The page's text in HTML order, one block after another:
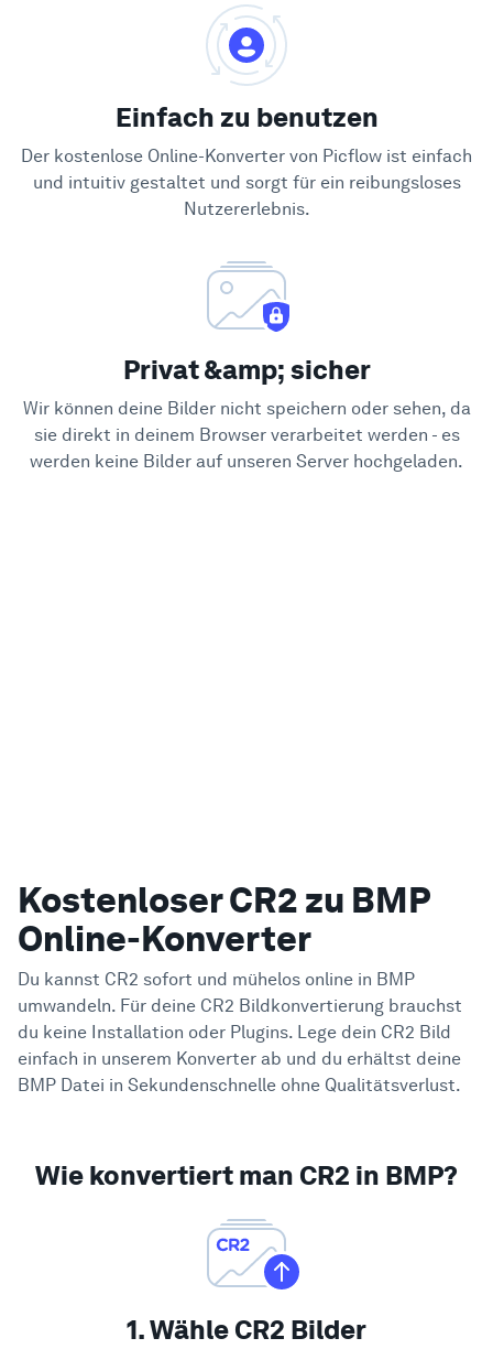
Einfach zu benutzen
Der kostenlose Online-Konverter von Picflow ist einfach
und intuitiv gestaltet und sorgt für ein reibungsloses
Nutzererlebnis.
Privat &amp; sicher
Wir können deine Bilder nicht speichern oder sehen, da
sie direkt in deinem Browser verarbeitet werden - es
werden keine Bilder auf unseren Server hochgeladen.
Kostenloser CR2 zu BMP
Online-Konverter
Du kannst CR2 sofort und mühelos online in BMP
umwandeln. Für deine CR2 Bildkonvertierung brauchst
du keine Installation oder Plugins. Lege dein CR2 Bild
einfach in unserem Konverter ab und du erhältst deine
BMP Datei in Sekundenschnelle ohne Qualitätsverlust.
Wie konvertiert man CR2 in BMP?
1. Wähle CR2 Bilder